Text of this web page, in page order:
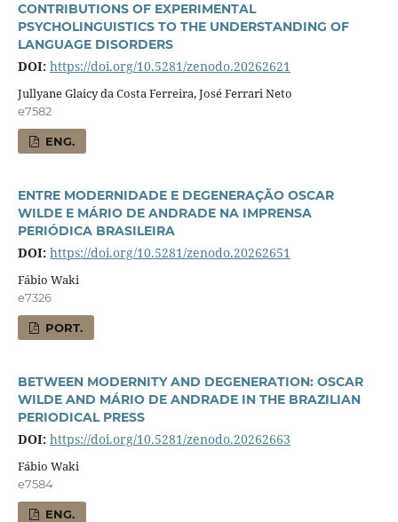
CONTRIBUTIONS OF EXPERIMENTAL
PSYCHOLINGUISTICS TO THE UNDERSTANDING OF
LANGUAGE DISORDERS
DOI: https://doi.org/10.5281/zenodo.20262621
Jullyane Glaicy da Costa Ferreira, José Ferrari Neto
e7582
ENG.
ENTRE MODERNIDADE E DEGENERAÇÃO OSCAR
WILDE E MÁRIO DE ANDRADE NA IMPRENSA
PERIÓDICA BRASILEIRA
DOI: https://doi.org/10.5281/zenodo.20262651
Fábio Waki
e7326
PORT.
BETWEEN MODERNITY AND DEGENERATION: OSCAR
WILDE AND MÁRIO DE ANDRADE IN THE BRAZILIAN
PERIODICAL PRESS
DOI: https://doi.org/10.5281/zenodo.20262663
Fábio Waki
e7584
ENG.